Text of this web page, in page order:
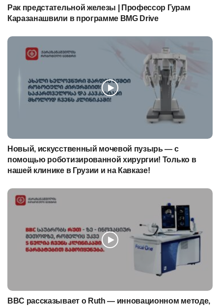
Рак предстательной железы | Профессор Гурам
Каразанашвили в программе BMG Drive
Новый, искусственный мочевой пузырь — с
помощью роботизированной хирургии! Только в
нашей клинике в Грузии и на Кавказе!
BBC рассказывает о Ruth — инновационном методе,